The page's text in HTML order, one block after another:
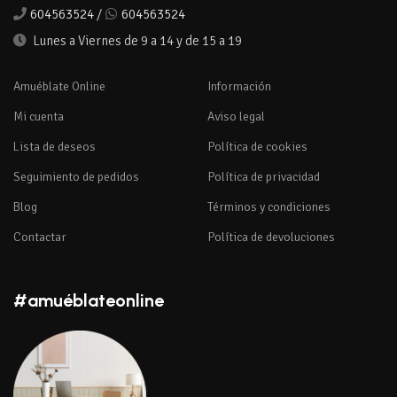
604563524 /
604563524
Lunes a Viernes de 9 a 14 y de 15 a 19
Amuéblate Online
Mi cuenta
Lista de deseos
Seguimiento de pedidos
Blog
Contactar
Información
Aviso legal
Política de cookies
Política de privacidad
Términos y condiciones
Política de devoluciones
#amuéblateonline